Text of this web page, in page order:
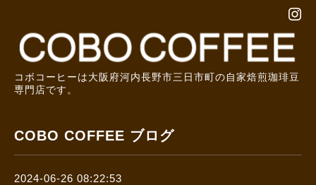
コボコーヒーは大阪府河内長野市三日市町の自家焙煎珈琲豆
専門店です。
COBO COFFEE ブログ
2024-06-26 08:22:53